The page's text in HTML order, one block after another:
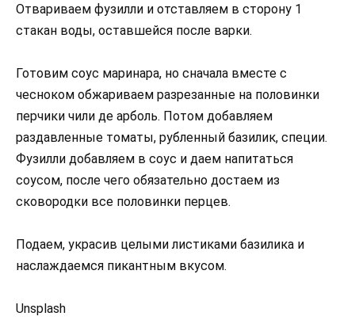
Отвариваем фузилли и отставляем в сторону 1
стакан воды, оставшейся после варки.
Готовим соус маринара, но сначала вместе с
чесноком обжариваем разрезанные на половинки
перчики чили де арболь. Потом добавляем
раздавленные томаты, рубленный базилик, специи.
Фузилли добавляем в соус и даем напитаться
соусом, после чего обязательно достаем из
сковородки все половинки перцев.
Подаем, украсив целыми листиками базилика и
наслаждаемся пикантным вкусом.
Unsplash